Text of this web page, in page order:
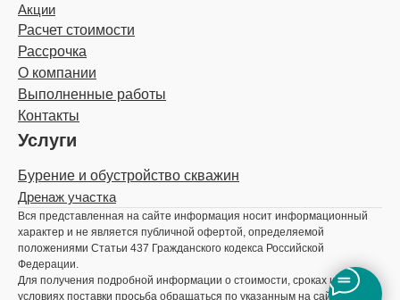
Акции
Расчет стоимости
Рассрочка
О компании
Выполненные работы
Контакты
Услуги
Бурение и обустройство скважин
Дренаж участка
Вся представленная на сайте информация носит информационный
характер и не является публичной офертой, определяемой
положениями Статьи 437 Гражданского кодекса Российской
Федерации.
Для получения подробной информации о стоимости, сроках и
условиях поставки просьба обращаться по указанным на сайте